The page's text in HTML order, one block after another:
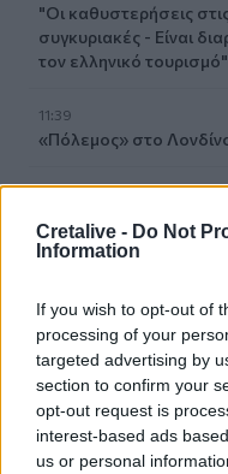
Cretalive - Do Not
Information
If you wish to opt-out of
processing of your
targeted advertising by
section to confirm your
opt-out request is
interest-based ads
us or personal
"Οι καθυστερήσεις
συγκυριακές - Είναι
τον ελληνικό τουρισμό"
11:39
«Πόλεμος» στο
11:36
απέναντι στο κόκκινο
Τροχαίο στην Ηλεία:
μέτρων
Κνωσός: Ένα χρόνο
δίσκοι με τα κέρματα